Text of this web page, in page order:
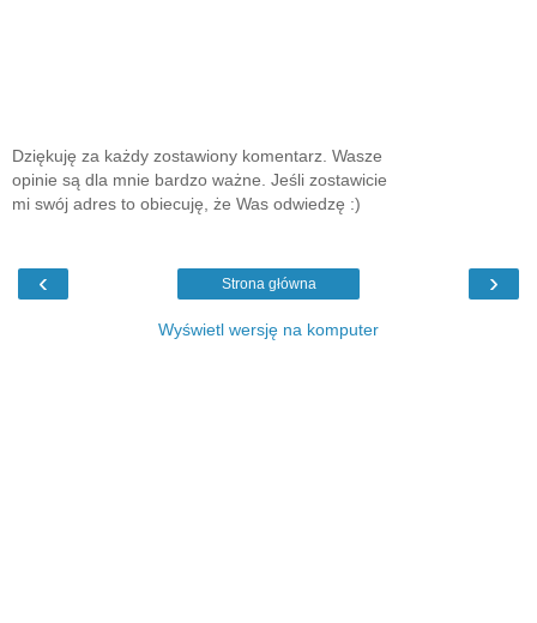
Dziękuję za każdy zostawiony komentarz. Wasze
opinie są dla mnie bardzo ważne. Jeśli zostawicie
mi swój adres to obiecuję, że Was odwiedzę :)
‹ ›
Strona główna
Wyświetl wersję na komputer